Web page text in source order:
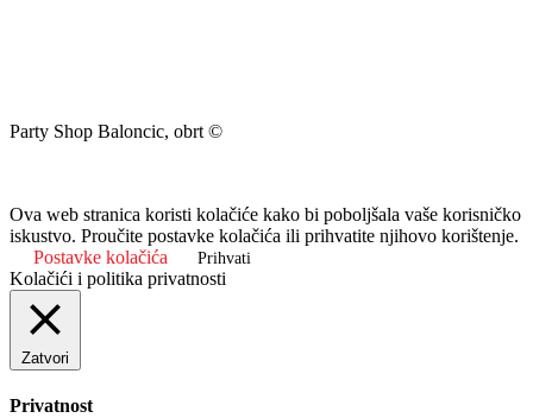
Party Shop Baloncic, obrt ©
Ova web stranica koristi kolačiće kako bi poboljšala vaše korisničko
iskustvo. Proučite postavke kolačića ili prihvatite njihovo korištenje.
Postavke kolačića
Prihvati
Kolačići i politika privatnosti
Zatvori
Privatnost